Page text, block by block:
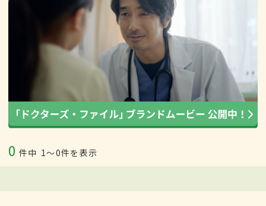
0 件中 1〜0件を表示